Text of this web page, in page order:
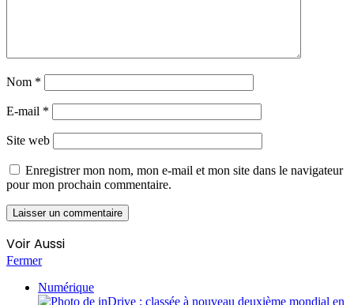
Nom *
E-mail *
Site web
Enregistrer mon nom, mon e-mail et mon site dans le navigateur
pour mon prochain commentaire.
Voir Aussi
Fermer
Numérique